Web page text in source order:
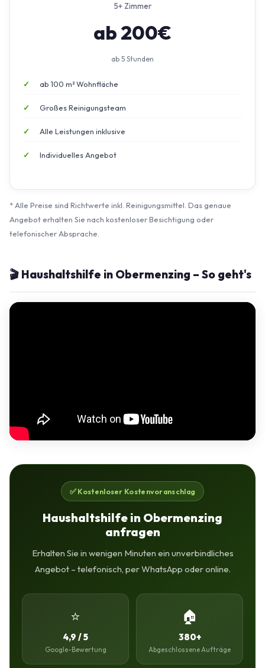
5+ Zimmer
ab 200€
ab 5 Stunden
ab 100 m² Wohnfläche
Großes Reinigungsteam
Alle Leistungen inklusive
Individuelles Angebot
* Alle Preise sind Richtwerte inkl. Reinigungsmittel. Das genaue
Angebot erhalten Sie nach kostenloser Besichtigung oder
telefonischer Absprache.
🎬 Haushaltshilfe in Obermenzing – So geht's
✅ Kostenloser Kostenvoranschlag
Haushaltshilfe in Obermenzing
anfragen
Erhalten Sie in wenigen Minuten ein unverbindliches
Angebot – telefonisch, per WhatsApp oder online.
⭐
4,9 / 5
Google-Bewertung
🏠
380+
Abgeschlossene Aufträge